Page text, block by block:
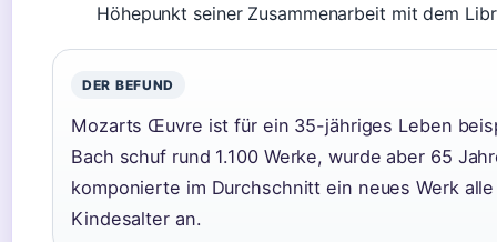
Höhepunkt seiner Zusammenarbeit mit dem
DER BEFUND
Mozarts Œuvre ist für ein 35-jähriges Leben
Bach schuf rund 1.100 Werke, wurde aber 65
komponierte im Durchschnitt ein neues Werk alle
Kindesalter an.